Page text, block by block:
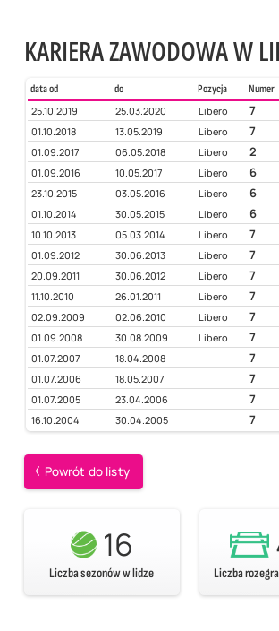
KARIERA ZAWODOWA W
data od do Pozycja Numer
25.10.2019
25.03.2020 Libero 7
01.10.2018 13.05.2019 Libero 7
01.09.2017 06.05.2018 Libero 2
01.09.2016 10.05.2017 Libero 6
23.10.2015 03.05.2016 Libero 6
01.10.2014 30.05.2015 Libero 6
10.10.2013 05.03.2014 Libero 7
01.09.2012 30.06.2013 Libero 7
20.09.2011 30.06.2012 Libero 7
11.10.2010 26.01.2011 Libero 7
02.09.2009 02.06.2010 Libero 7
01.09.2008 30.08.2009 Libero 7
01.07.2007 18.04.2008 7
01.07.2006 18.05.2007 7
01.07.2005 23.04.2006 7
16.10.2004 30.04.2005 7
Powrót do listy
16
Liczba sezonów w lidze Liczba